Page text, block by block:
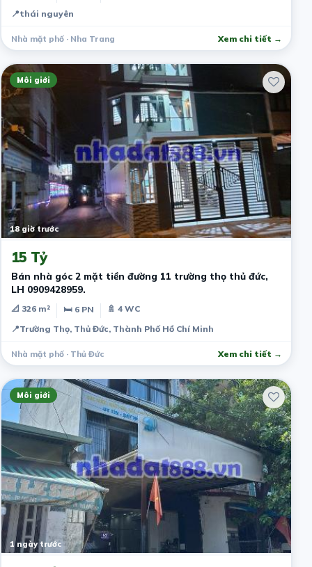
📍thái nguyên
Nhà mặt phố · Nha Trang Xem chi tiết →
Môi giới
18 giờ trước
15 Tỷ
Bán nhà góc 2 mặt tiền đường 11 trường thọ thủ đức,
LH 0909428959.
📐 326 m² 🛏 6 PN
🚿 4 WC
📍Trường Thọ, Thủ Đức, Thành Phố Hồ Chí Minh
Nhà mặt phố · Thủ Đức Xem chi tiết →
Môi giới
1 ngày trước